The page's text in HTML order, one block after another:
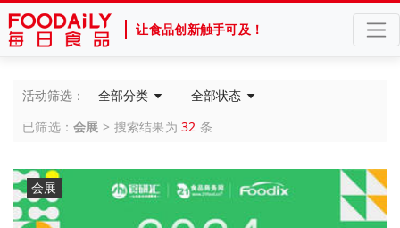
让食品创新触手可及！
活动筛选： 全部分类
全部状态
已筛选：会展 > 搜索结果为32 条
会展